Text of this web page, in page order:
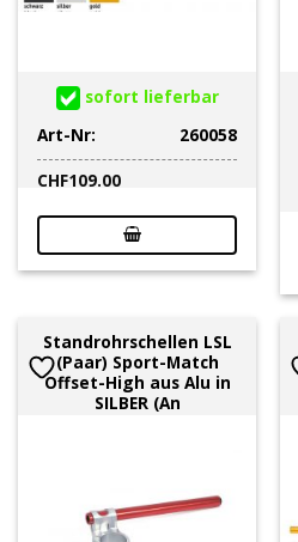
sofort lieferbar
Art-Nr:
260058
CHF109.00
Standrohrschellen LSL
(Paar) Sport-Match
Offset-High aus Alu in
SILBER (An